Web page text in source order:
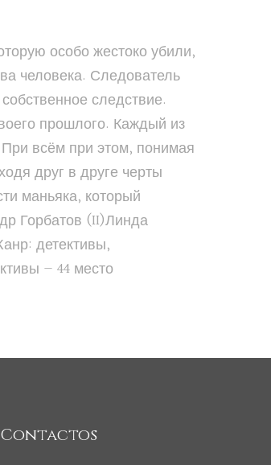
особо жестоко убили,
человека. Следователь
следствие.
прошлого. Каждый из
При всём при этом, понимая
друг в друге черты
маньяка, который
Горбатов (II)Линда
детективы,
— 44 место
Contactos